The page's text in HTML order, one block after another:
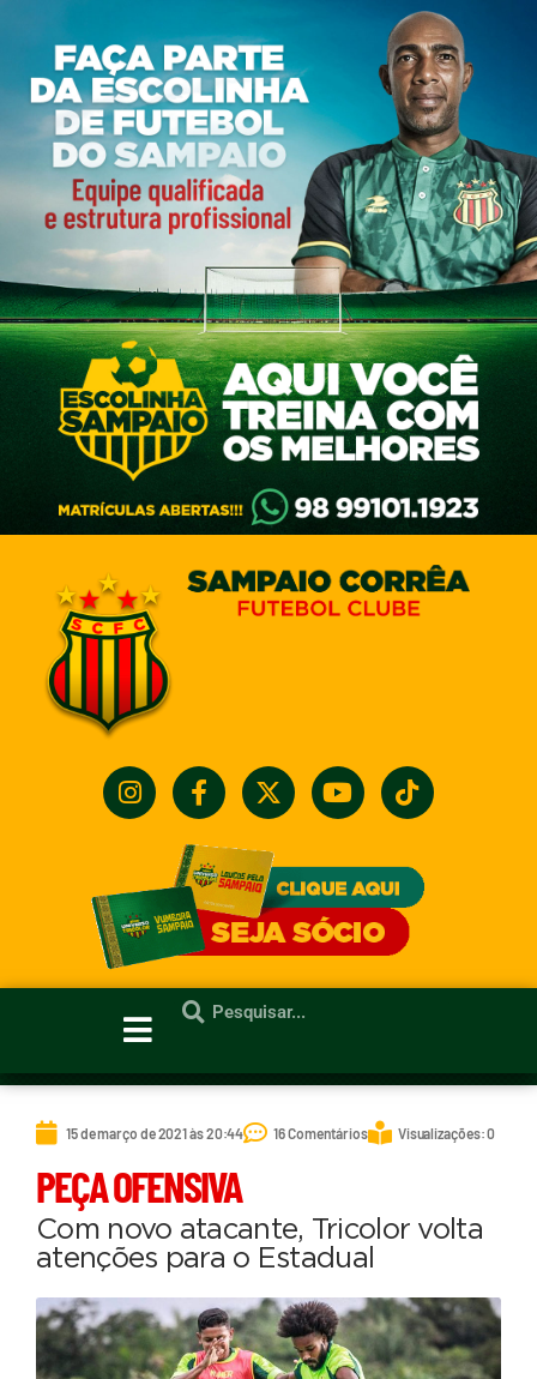
15 de março de 2021 às 20:44 16 Comentários Visualizações: 0
PEÇA OFENSIVA
Com novo atacante, Tricolor volta
atenções para o Estadual